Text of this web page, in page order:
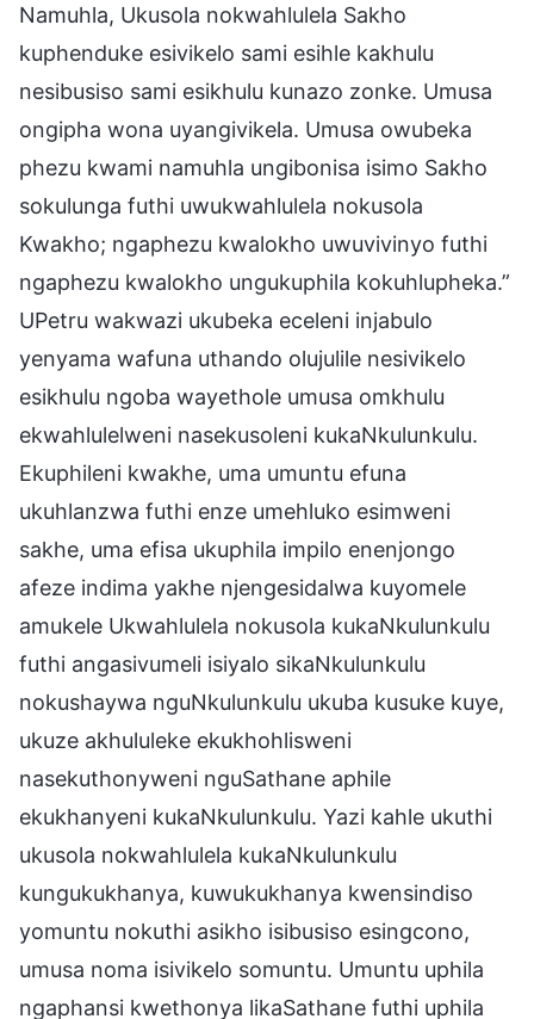
Namuhla, Ukusola nokwahlulela Sakho
kuphenduke esivikelo sami esihle kakhulu
nesibusiso sami esikhulu kunazo zonke. Umusa
ongipha wona uyangivikela. Umusa owubeka
phezu kwami namuhla ungibonisa isimo Sakho
sokulunga futhi uwukwahlulela nokusola
Kwakho; ngaphezu kwalokho uwuvivinyo futhi
ngaphezu kwalokho ungukuphila kokuhlupheka.”
UPetru wakwazi ukubeka eceleni injabulo
yenyama wafuna uthando olujulile nesivikelo
esikhulu ngoba wayethole umusa omkhulu
ekwahlulelweni nasekusoleni kukaNkulunkulu.
Ekuphileni kwakhe, uma umuntu efuna
ukuhlanzwa futhi enze umehluko esimweni
sakhe, uma efisa ukuphila impilo enenjongo
afeze indima yakhe njengesidalwa kuyomele
amukele Ukwahlulela nokusola kukaNkulunkulu
futhi angasivumeli isiyalo sikaNkulunkulu
nokushaywa nguNkulunkulu ukuba kusuke kuye,
ukuze akhululeke ekukhohlisweni
nasekuthonyweni nguSathane aphile
ekukhanyeni kukaNkulunkulu. Yazi kahle ukuthi
ukusola nokwahlulela kukaNkulunkulu
kungukukhanya, kuwukukhanya kwensindiso
yomuntu nokuthi asikho isibusiso esingcono,
umusa noma isivikelo somuntu. Umuntu uphila
ngaphansi kwethonya likaSathane futhi uphila